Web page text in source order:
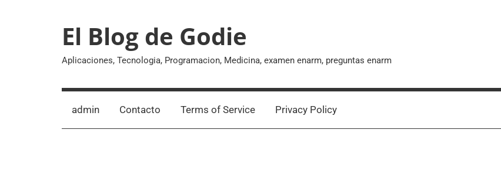
El Blog de Godie
Aplicaciones, Tecnologia, Programacion, Medicina, examen enarm, preguntas enarm
admin Contacto Terms of Service Privacy Policy